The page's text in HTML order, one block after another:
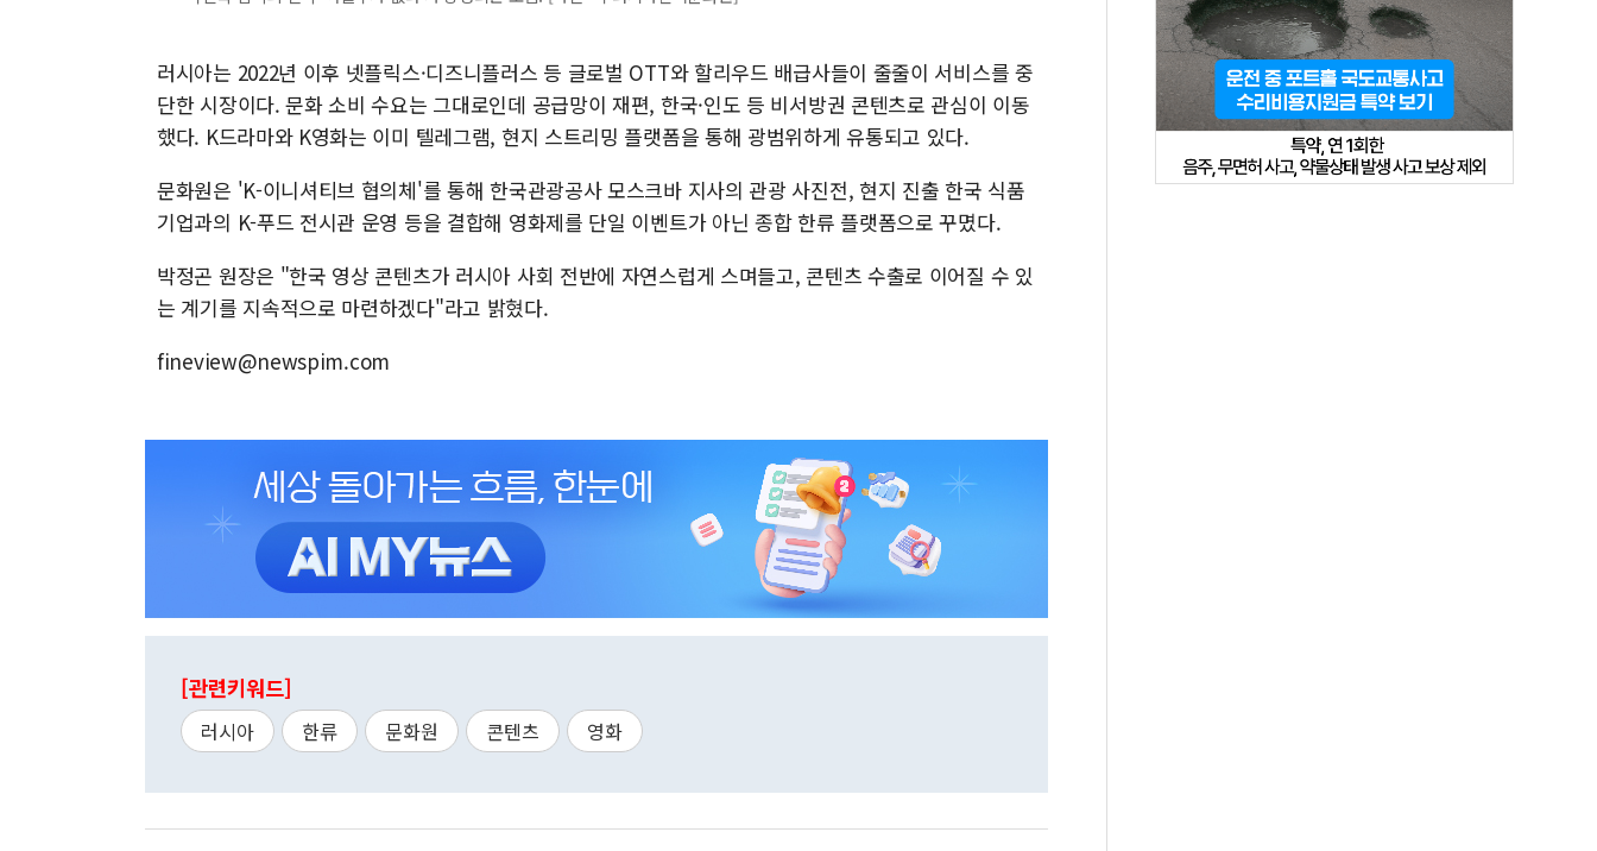
러시아는 2022년 이후 넷플릭스·디즈니플러스 등 글로벌 OTT와 할리우드 배급사들이 줄줄이 서비스를 중
단한 시장이다. 문화 소비 수요는 그대로인데 공급망이 재편, 한국·인도 등 비서방권 콘텐츠로 관심이 이동
했다. K드라마와 K영화는 이미 텔레그램, 현지 스트리밍 플랫폼을 통해 광범위하게 유통되고 있다.
문화원은 'K-이니셔티브 협의체'를 통해 한국관광공사 모스크바 지사의 관광 사진전, 현지 진출 한국 식품
기업과의 K-푸드 전시관 운영 등을 결합해 영화제를 단일 이벤트가 아닌 종합 한류 플랫폼으로 꾸몄다.
박정곤 원장은 "한국 영상 콘텐츠가 러시아 사회 전반에 자연스럽게 스며들고, 콘텐츠 수출로 이어질 수 있
는 계기를 지속적으로 마련하겠다"라고 밝혔다.
fineview@newspim.com
[관련키워드]
러시아 한류 문화원 콘텐츠 영화